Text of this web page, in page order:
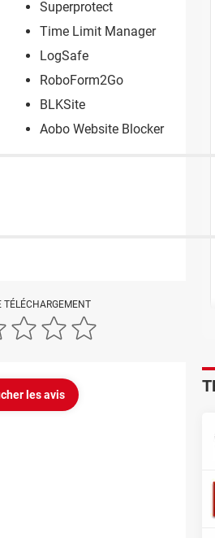
Superprotect
Time Limit Manager
LogSafe
RoboForm2Go
BLKSite
Aobo Website Blocker
TÉLÉCHARGEMENT
les avis